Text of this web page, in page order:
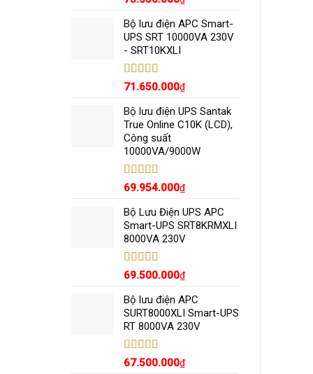
sao
Bộ lưu điện APC Smart-
UPS SRT 10000VA 230V
- SRT10KXLI
Được xếp
sao
71.650.000₫
Bộ lưu điện UPS Santak
True Online C10K (LCD),
Công suất
10000VA/9000W
Được xếp
sao
69.954.000₫
Bộ Lưu Điện UPS APC
Smart-UPS SRT8KRMXLI
8000VA 230V
Được xếp
sao
69.500.000₫
Bộ lưu điện APC
SURT8000XLI Smart-UPS
RT 8000VA 230V
Được xếp
67.500.000₫